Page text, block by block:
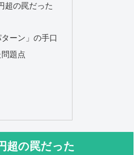
超の罠だった
ーン」の手口
題点
超の罠だった